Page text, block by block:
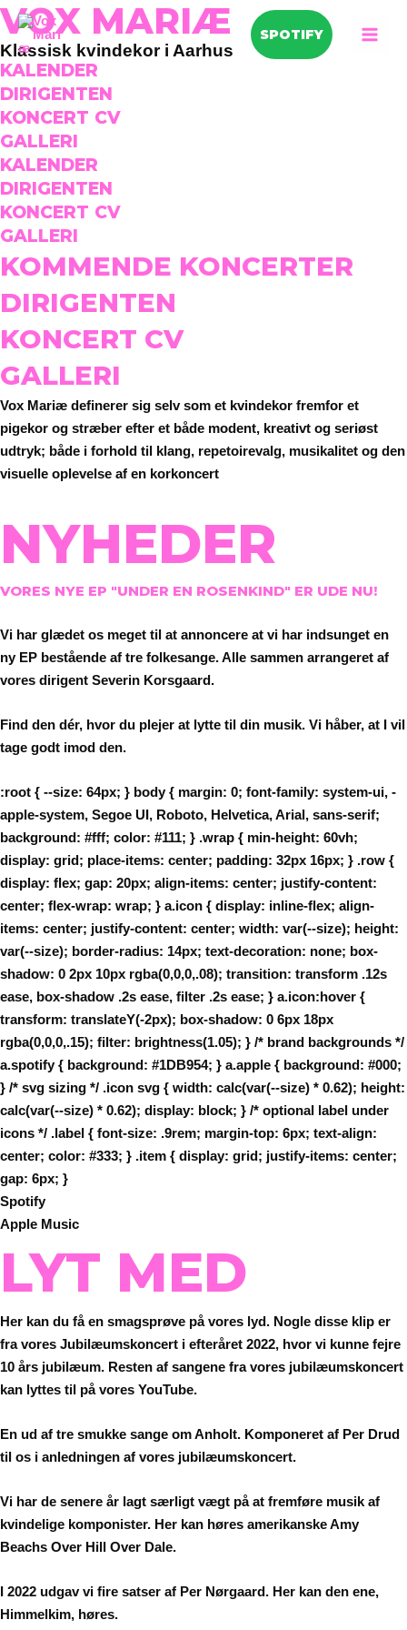
Gå
til
indholdet
SPOTIFY
VOX MARIÆ
Klassisk kvindekor i Aarhus
KALENDER
DIRIGENTEN
KONCERT CV
GALLERI
KALENDER
DIRIGENTEN
KONCERT CV
GALLERI
KOMMENDE KONCERTER
DIRIGENTEN
KONCERT CV
GALLERI
Vox Mariæ definerer sig selv som et kvindekor fremfor et
pigekor og stræber efter et både modent, kreativt og seriøst
udtryk; både i forhold til klang, repetoirevalg, musikalitet og den
visuelle oplevelse af en korkoncert
NYHEDER
VORES NYE EP "UNDER EN ROSENKIND" ER UDE NU!
Vi har glædet os meget til at annoncere at vi har indsunget en
ny EP bestående af tre folkesange. Alle sammen arrangeret af
vores dirigent Severin Korsgaard.
Find den dér, hvor du plejer at lytte til din musik. Vi håber, at I vil
tage godt imod den.
:root { --size: 64px; } body { margin: 0; font-family: system-ui, -
apple-system, Segoe UI, Roboto, Helvetica, Arial, sans-serif;
background: #fff; color: #111; } .wrap { min-height: 60vh;
display: grid; place-items: center; padding: 32px 16px; } .row {
display: flex; gap: 20px; align-items: center; justify-content:
center; flex-wrap: wrap; } a.icon { display: inline-flex; align-
items: center; justify-content: center; width: var(--size); height:
var(--size); border-radius: 14px; text-decoration: none; box-
shadow: 0 2px 10px rgba(0,0,0,.08); transition: transform .12s
ease, box-shadow .2s ease, filter .2s ease; } a.icon:hover {
transform: translateY(-2px); box-shadow: 0 6px 18px
rgba(0,0,0,.15); filter: brightness(1.05); } /* brand backgrounds */
a.spotify { background: #1DB954; } a.apple { background: #000;
} /* svg sizing */ .icon svg { width: calc(var(--size) * 0.62); height:
calc(var(--size) * 0.62); display: block; } /* optional label under
icons */ .label { font-size: .9rem; margin-top: 6px; text-align:
center; color: #333; } .item { display: grid; justify-items: center;
gap: 6px; }
Spotify
Apple Music
LYT MED
Her kan du få en smagsprøve på vores lyd. Nogle disse klip er
fra vores Jubilæumskoncert i efteråret 2022, hvor vi kunne fejre
10 års jubilæum. Resten af sangene fra vores jubilæumskoncert
kan lyttes til på vores YouTube.
En ud af tre smukke sange om Anholt. Komponeret af Per Drud
til os i anledningen af vores jubilæumskoncert.
Vi har de senere år lagt særligt vægt på at fremføre musik af
kvindelige komponister. Her kan høres amerikanske Amy
Beachs Over Hill Over Dale.
I 2022 udgav vi fire satser af Per Nørgaard. Her kan den ene,
Himmelkim, høres.